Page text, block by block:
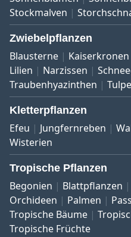
Stockmalven
Zwiebelpflanzen
Blausterne Kaiserkronen
Lilien
Narzissen
Traubenhyazinthen
Kletterpflanzen
Efeu Jungfernreben
Wisterien
Tropische Pflanzen
Begonien Blattpflanzen
Orchideen
Palmen
Tropische Bäume
Tropische Früchte